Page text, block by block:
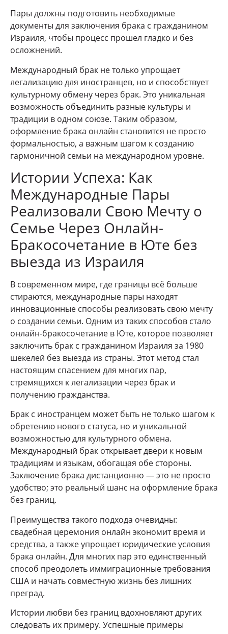
Пары должны подготовить необходимые
документы для заключения брака с гражданином
Израиля, чтобы процесс прошел гладко и без
осложнений.
Международный брак не только упрощает
легализацию для иностранцев, но и способствует
культурному обмену через брак. Это уникальная
возможность объединить разные культуры и
традиции в одном союзе. Таким образом,
оформление брака онлайн становится не просто
формальностью, а важным шагом к созданию
гармоничной семьи на международном уровне.
Истории Успеха: Как
Международные Пары
Реализовали Свою Мечту о
Семье Через Онлайн-
Бракосочетание в Юте без
выезда из Израиля
В современном мире, где границы всё больше
стираются, международные пары находят
инновационные способы реализовать свою мечту
о создании семьи. Одним из таких способов стало
онлайн-бракосочетание в Юте, которое позволяет
заключить брак с гражданином Израиля за 1980
шекелей без выезда из страны. Этот метод стал
настоящим спасением для многих пар,
стремящихся к легализации через брак и
получению гражданства.
Брак с иностранцем может быть не только шагом к
обретению нового статуса, но и уникальной
возможностью для культурного обмена.
Международный брак открывает двери к новым
традициям и языкам, обогащая обе стороны.
Заключение брака дистанционно — это не просто
удобство; это реальный шанс на оформление брака
без границ.
Преимущества такого подхода очевидны:
свадебная церемония онлайн экономит время и
средства, а также упрощает юридические условия
брака онлайн. Для многих пар это единственный
способ преодолеть иммиграционные требования
США и начать совместную жизнь без лишних
преград.
Истории любви без границ вдохновляют других
следовать их примеру. Успешные примеры